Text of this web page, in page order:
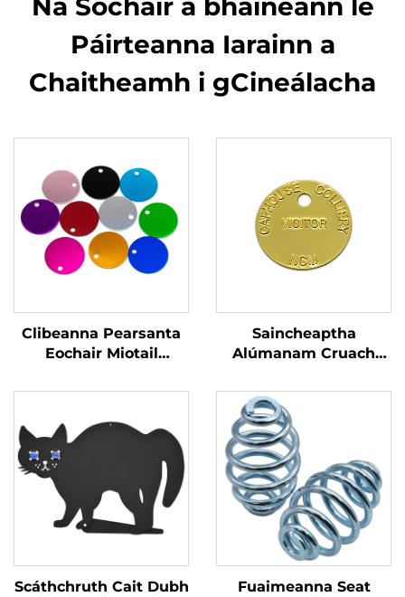
Na Sochair a bhaineann le
Páirteanna Iarainn a
Chaitheamh i gCineálacha
Clibeanna Pearsanta
Eochair Miotail
Dhosmálta Clibeanna
Saincheaptha
Saincheaptha
Alúmanam Cruach
Glactha Greanta Ainm
Madraí Ainm
Clibeanna
Scáthchruth Cait Dubh
Fuaimeanna Seat